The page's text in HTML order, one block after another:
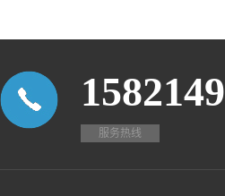
服务热线